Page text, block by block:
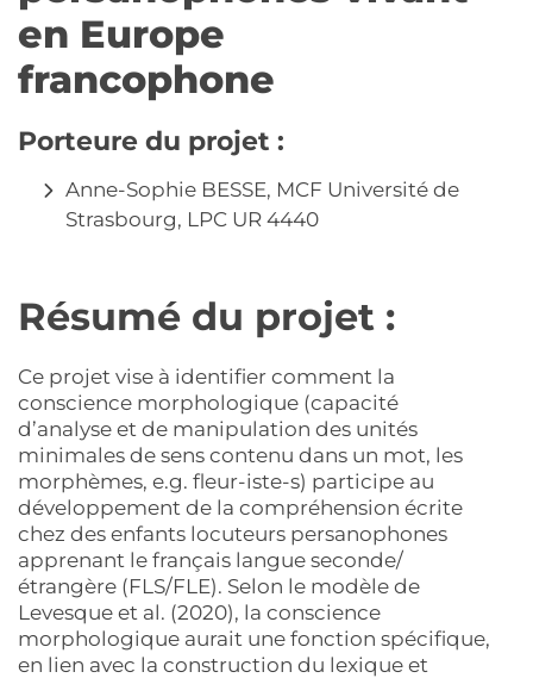
en Europe
francophone
Porteure du projet :
Anne-Sophie BESSE, MCF Université de
Strasbourg, LPC UR 4440
Résumé du projet :
Ce projet vise à identifier comment la
conscience morphologique (capacité
d’analyse et de manipulation des unités
minimales de sens contenu dans un mot, les
morphèmes, e.g. fleur-iste-s) participe au
développement de la compréhension écrite
chez des enfants locuteurs persanophones
apprenant le français langue seconde/
étrangère (FLS/FLE). Selon le modèle de
Levesque et al. (2020), la conscience
morphologique aurait une fonction spécifique,
en lien avec la construction du lexique et